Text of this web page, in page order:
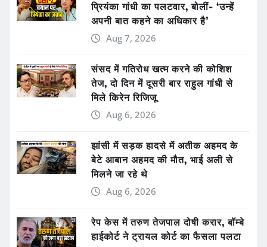
प्रियंका गांधी का पलटवार, बोलीं- ‘उन्हें
अपनी बात कहने का अधिकार है’
Aug 7, 2026
संसद में गतिरोध खत्म करने की कोशिश
तेज, दो दिन में दूसरी बार राहुल गांधी से
मिले किरेन रिजिजू
Aug 6, 2026
झांसी में सड़क हादसे में अतीक अहमद के
बेटे आबान अहमद की मौत, भाई अली से
मिलने जा रहे थे
Aug 6, 2026
रेप केस में तरुण तेजपाल दोषी करार, बॉम्बे
हाईकोर्ट ने ट्रायल कोर्ट का फैसला पलटा